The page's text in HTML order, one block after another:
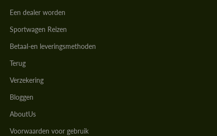
Een dealer worden
Sportwagen Reizen
Betaal-en leveringsmethoden
Terug
Verzekering
Bloggen
AboutUs
Voorwaarden voor gebruik